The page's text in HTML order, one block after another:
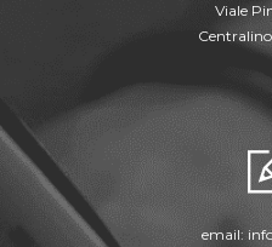
Viale
email: